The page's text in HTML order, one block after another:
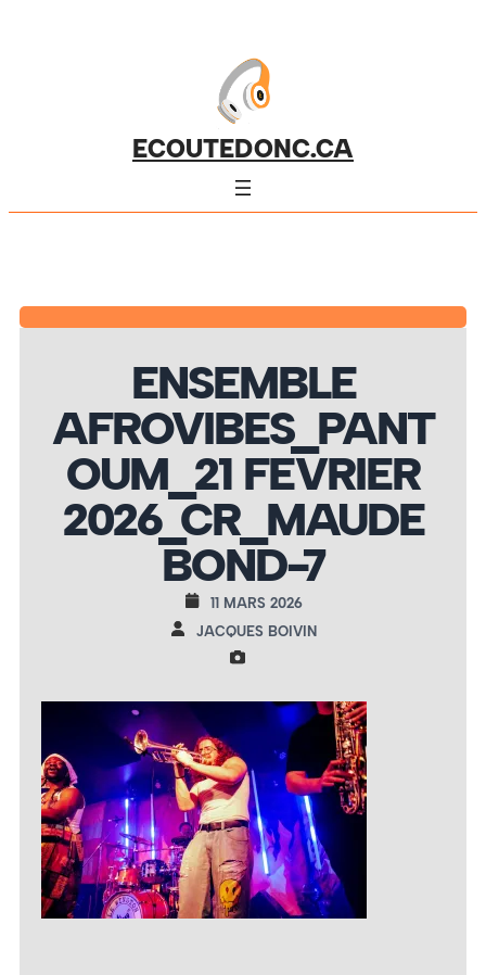
ECOUTEDONC.CA
ENSEMBLE
AFROVIBES_PANT
OUM_21 FEVRIER
2026_CR_MAUDE
BOND-7
11 MARS 2026
JACQUES BOIVIN